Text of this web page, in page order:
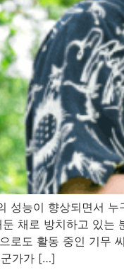
성능이 향상되면서
채로 방치하고 있는
로도 활동 중인 기무
가가 […]